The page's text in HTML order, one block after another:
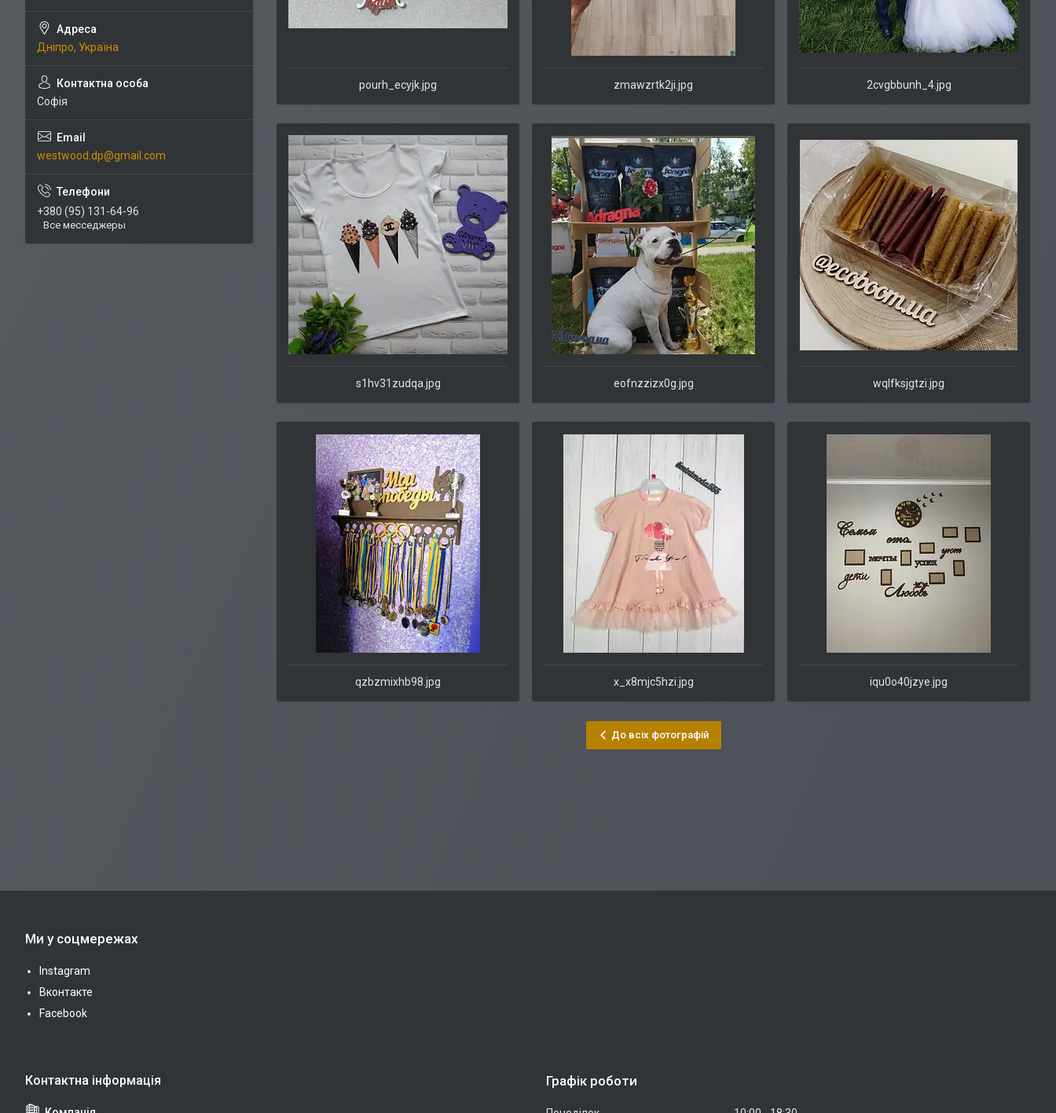
pourh_ecyjk.jpg zmawzrtk2ji.jpg 2cvgbbunh_4.jpg
s1hv31zudqa.jpg eofnzzizx0g.jpg wqlfksjgtzi.jpg
qzbzmixhb98.jpg x_x8mjc5hzi.jpg iqu0o40jzye.jpg
До всіх фотографій
Дніпро, Україна
Софія
westwood.dp@gmail.com
+380 (95) 131-64-96
Все месседжеры
Ми у соцмережах
Instagram
Вконтакте
Facebook
Графік роботи